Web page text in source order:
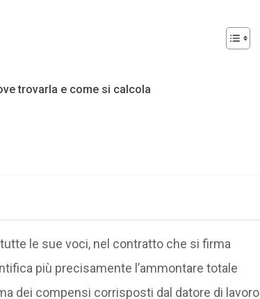
trovarla e come si calcola
le sue voci, nel contratto che si firma
più precisamente l’ammontare totale
dei compensi corrisposti dal datore di lavoro